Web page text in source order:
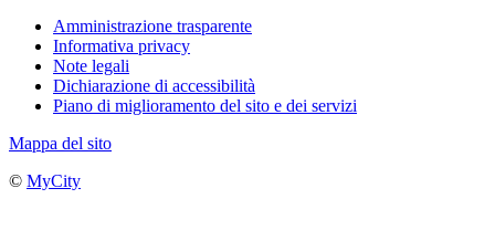
Amministrazione trasparente
Informativa privacy
Note legali
Dichiarazione di accessibilità
Piano di miglioramento del sito e dei servizi
Mappa del sito
© MyCity